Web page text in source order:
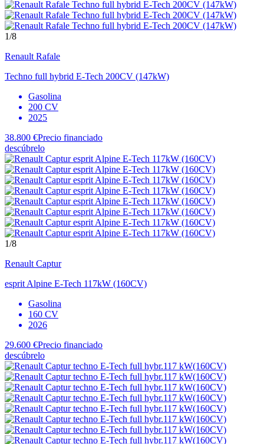
1/8
Renault Rafale
Techno full hybrid E-Tech 200CV (147kW)
Gasolina
200 CV
2025
38.800 €Precio financiado
descúbrelo
1/8
Renault Captur
esprit Alpine E-Tech 117kW (160CV)
Gasolina
160 CV
2026
29.600 €Precio financiado
descúbrelo